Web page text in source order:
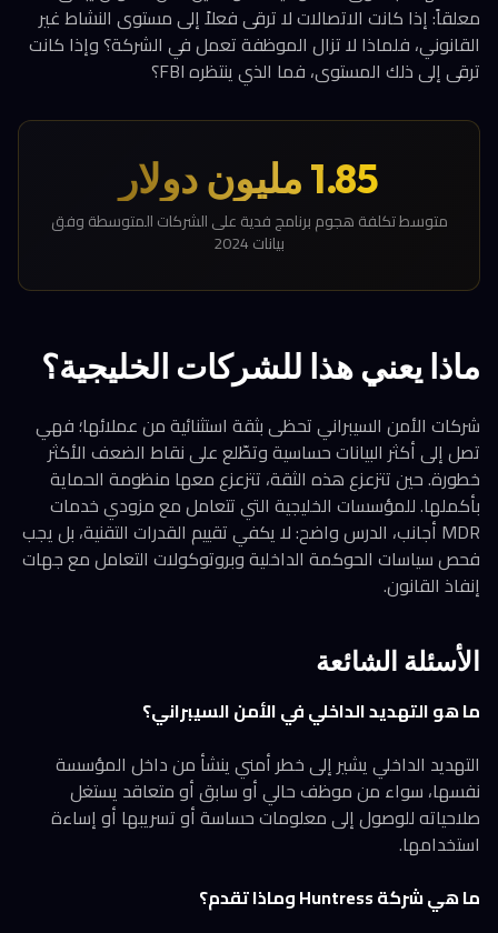
معلقاً: إذا كانت الاتصالات لا ترقى فعلاً إلى مستوى النشاط غير
القانوني، فلماذا لا تزال الموظفة تعمل في الشركة؟ وإذا كانت
ترقى إلى ذلك المستوى، فما الذي ينتظره FBI؟
1.85 مليون دولار
متوسط تكلفة هجوم برنامج فدية على الشركات المتوسطة وفق
بيانات 2024
ماذا يعني هذا للشركات الخليجية؟
شركات الأمن السيبراني تحظى بثقة استثنائية من عملائها؛ فهي
تصل إلى أكثر البيانات حساسية وتطّلع على نقاط الضعف الأكثر
خطورة. حين تتزعزع هذه الثقة، تتزعزع معها منظومة الحماية
بأكملها. للمؤسسات الخليجية التي تتعامل مع مزودي خدمات
MDR أجانب، الدرس واضح: لا يكفي تقييم القدرات التقنية، بل يجب
فحص سياسات الحوكمة الداخلية وبروتوكولات التعامل مع جهات
إنفاذ القانون.
الأسئلة الشائعة
ما هو التهديد الداخلي في الأمن السيبراني؟
التهديد الداخلي يشير إلى خطر أمني ينشأ من داخل المؤسسة
نفسها، سواء من موظف حالي أو سابق أو متعاقد يستغل
صلاحياته للوصول إلى معلومات حساسة أو تسريبها أو إساءة
استخدامها.
ما هي شركة Huntress وماذا تقدم؟